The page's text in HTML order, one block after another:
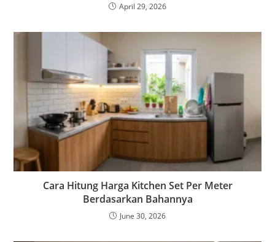
April 29, 2026
Cara Hitung Harga Kitchen Set Per Meter
Berdasarkan Bahannya
June 30, 2026